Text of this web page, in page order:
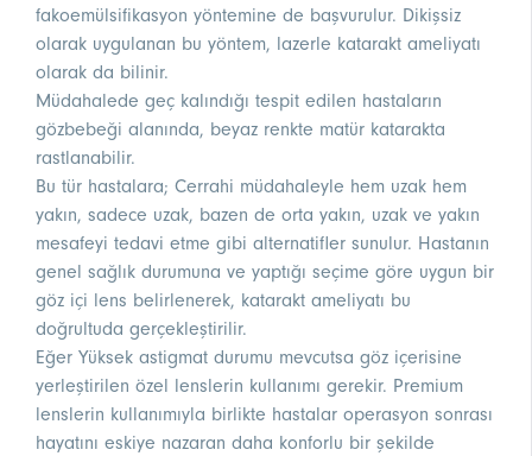
fakoemülsifikasyon yöntemine de başvurulur. Dikişsiz
olarak uygulanan bu yöntem, lazerle katarakt ameliyatı
olarak da bilinir.
Müdahalede geç kalındığı tespit edilen hastaların
gözbebeği alanında, beyaz renkte matür katarakta
rastlanabilir.
Bu tür hastalara; Cerrahi müdahaleyle hem uzak hem
yakın, sadece uzak, bazen de orta yakın, uzak ve yakın
mesafeyi tedavi etme gibi alternatifler sunulur. Hastanın
genel sağlık durumuna ve yaptığı seçime göre uygun bir
göz içi lens belirlenerek, katarakt ameliyatı bu
doğrultuda gerçekleştirilir.
Eğer Yüksek astigmat durumu mevcutsa göz içerisine
yerleştirilen özel lenslerin kullanımı gerekir. Premium
lenslerin kullanımıyla birlikte hastalar operasyon sonrası
hayatını eskiye nazaran daha konforlu bir şekilde